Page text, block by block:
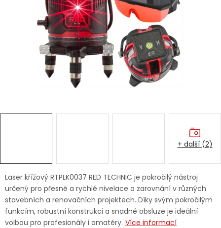
Dětská hřiště
Autodoplňky
Vánoce
Značky
Laser křížový RTPLK0037 RED TECHNIC je pokročilý nástroj
určený pro přesné a rychlé nivelace a zarovnání v různých
stavebních a renovačních projektech. Díky svým pokročilým
funkcím, robustní konstrukci a snadné obsluze je ideální
volbou pro profesionály i amatéry. Více informací
+ další (2)